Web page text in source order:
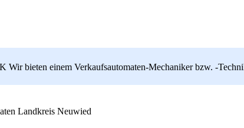
Wir bieten einem Verkaufsautomaten-Mechaniker bzw. -
Landkreis Neuwied